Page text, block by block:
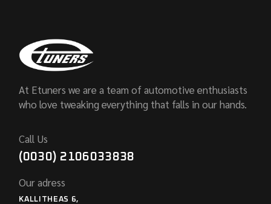
At Etuners we are a team of automotive enthusiasts
who love tweaking everything that falls in our hands.
Call Us
(0030) 2106033838
Our adress
KALLITHEAS 6,